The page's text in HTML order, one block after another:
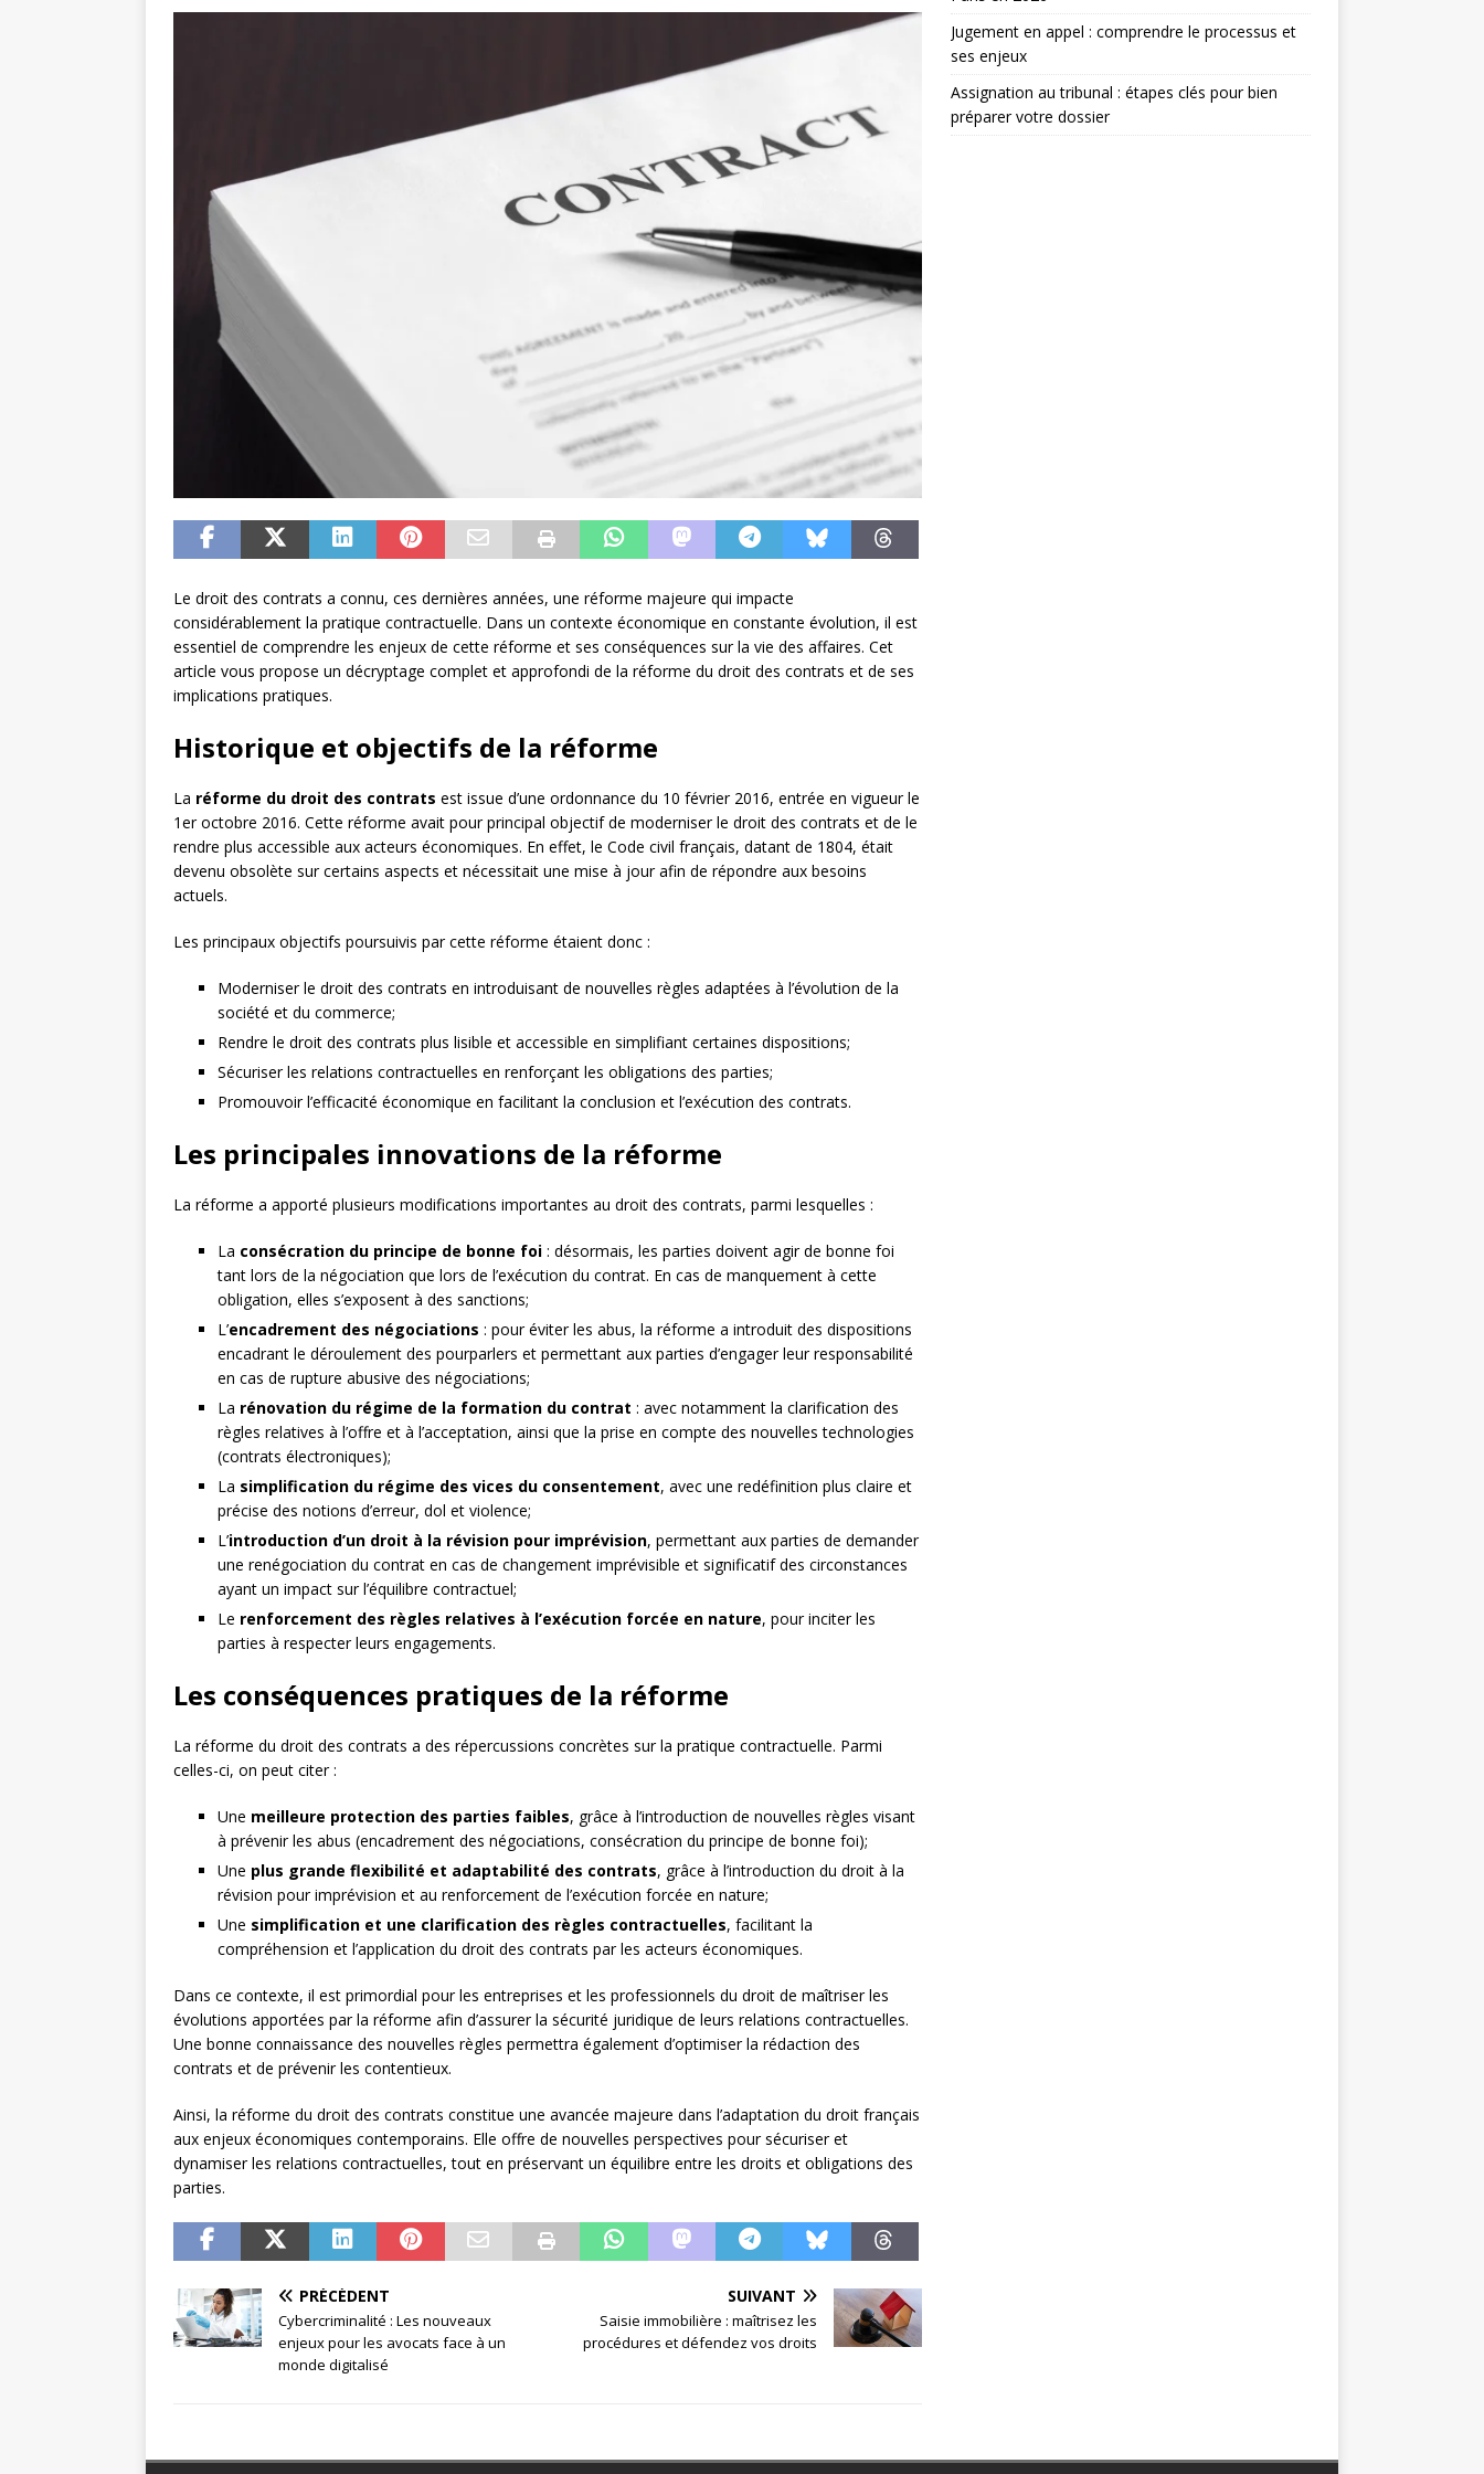
Le droit des contrats a connu, ces dernières années, une réforme majeure qui impacte
considérablement la pratique contractuelle. Dans un contexte économique en constante évolution, il est
essentiel de comprendre les enjeux de cette réforme et ses conséquences sur la vie des affaires. Cet
article vous propose un décryptage complet et approfondi de la réforme du droit des contrats et de ses
implications pratiques.
Historique et objectifs de la réforme
La réforme du droit des contrats est issue d’une ordonnance du 10 février 2016, entrée en vigueur le
1er octobre 2016. Cette réforme avait pour principal objectif de moderniser le droit des contrats et de le
rendre plus accessible aux acteurs économiques. En effet, le Code civil français, datant de 1804, était
devenu obsolète sur certains aspects et nécessitait une mise à jour afin de répondre aux besoins
actuels.
Les principaux objectifs poursuivis par cette réforme étaient donc :
Moderniser le droit des contrats en introduisant de nouvelles règles adaptées à l’évolution de la
société et du commerce;
Rendre le droit des contrats plus lisible et accessible en simplifiant certaines dispositions;
Sécuriser les relations contractuelles en renforçant les obligations des parties;
Promouvoir l’efficacité économique en facilitant la conclusion et l’exécution des contrats.
Les principales innovations de la réforme
La réforme a apporté plusieurs modifications importantes au droit des contrats, parmi lesquelles :
La consécration du principe de bonne foi : désormais, les parties doivent agir de bonne foi
tant lors de la négociation que lors de l’exécution du contrat. En cas de manquement à cette
obligation, elles s’exposent à des sanctions;
L’encadrement des négociations : pour éviter les abus, la réforme a introduit des dispositions
encadrant le déroulement des pourparlers et permettant aux parties d’engager leur responsabilité
en cas de rupture abusive des négociations;
La rénovation du régime de la formation du contrat : avec notamment la clarification des
règles relatives à l’offre et à l’acceptation, ainsi que la prise en compte des nouvelles technologies
(contrats électroniques);
La simplification du régime des vices du consentement, avec une redéfinition plus claire et
précise des notions d’erreur, dol et violence;
L’introduction d’un droit à la révision pour imprévision, permettant aux parties de demander
une renégociation du contrat en cas de changement imprévisible et significatif des circonstances
ayant un impact sur l’équilibre contractuel;
Le renforcement des règles relatives à l’exécution forcée en nature, pour inciter les
parties à respecter leurs engagements.
Les conséquences pratiques de la réforme
La réforme du droit des contrats a des répercussions concrètes sur la pratique contractuelle. Parmi
celles-ci, on peut citer :
Une meilleure protection des parties faibles, grâce à l’introduction de nouvelles règles visant
à prévenir les abus (encadrement des négociations, consécration du principe de bonne foi);
Une plus grande flexibilité et adaptabilité des contrats, grâce à l’introduction du droit à la
révision pour imprévision et au renforcement de l’exécution forcée en nature;
Une simplification et une clarification des règles contractuelles, facilitant la
compréhension et l’application du droit des contrats par les acteurs économiques.
Dans ce contexte, il est primordial pour les entreprises et les professionnels du droit de maîtriser les
évolutions apportées par la réforme afin d’assurer la sécurité juridique de leurs relations contractuelles.
Une bonne connaissance des nouvelles règles permettra également d’optimiser la rédaction des
contrats et de prévenir les contentieux.
Ainsi, la réforme du droit des contrats constitue une avancée majeure dans l’adaptation du droit français
aux enjeux économiques contemporains. Elle offre de nouvelles perspectives pour sécuriser et
dynamiser les relations contractuelles, tout en préservant un équilibre entre les droits et obligations des
parties.
PRÉCÉDENT
Cybercriminalité : Les nouveaux
enjeux pour les avocats face à un
monde digitalisé
SUIVANT
Saisie immobilière : maîtrisez les
procédures et défendez vos droits
Jugement en appel : comprendre le processus et
ses enjeux
Assignation au tribunal : étapes clés pour bien
préparer votre dossier